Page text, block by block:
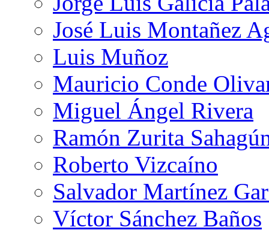
José Luis Montañez
Luis Muñoz
Mauricio Conde
Miguel Ángel Rivera
Ramón Zurita
Roberto Vizcaíno
Salvador Martínez
Víctor Sánchez Baños